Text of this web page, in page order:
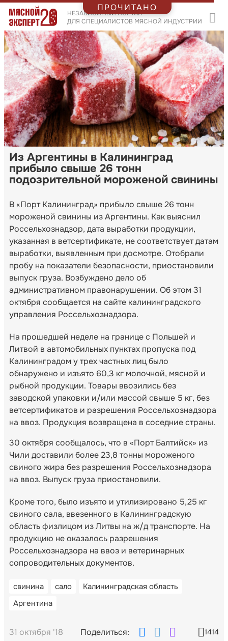
НЕЗАВИСИМЫЙ ПОРТАЛ
ДЛЯ СПЕЦИАЛИСТОВ МЯСНОЙ ИНДУСТРИИ
Из Аргентины в Калининград
прибыло свыше 26 тонн
подозрительной мороженой свинины
В «Порт Калининград» прибыло свыше 26 тонн
мороженой свинины из Аргентины. Как выяснил
Россельхознадзор, дата выработки продукции,
указанная в ветсертификате, не соответствует датам
выработки, выявленным при досмотре. Отобрали
пробу на показатели безопасности, приостановили
выпуск груза. Возбуждено дело об
административном правонарушении. Об этом 31
октября сообщается на сайте калининградского
управления Россельхознадзора.
На прошедшей неделе на границе с Польшей и
Литвой в автомобильных пунктах пропуска под
Калининградом у трех частных лиц было
обнаружено и изъято 60,3 кг молочной, мясной и
рыбной продукции. Товары ввозились без
заводской упаковки и/или массой свыше 5 кг, без
ветсертификатов и разрешения Россельхознадзора
на ввоз. Продукция возвращена в соседние страны.
30 октября сообщалось, что в «Порт Балтийск» из
Чили доставили более 23,8 тонны мороженого
свиного жира без разрешения Россельхознадзора
на ввоз. Выпуск груза приостановили.
Кроме того, было изъято и утилизировано 5,25 кг
свиного сала, ввезенного в Калининградскую
область физлицом из Литвы на ж/д транспорте. На
продукцию не оказалось разрешения
Россельхознадзора на ввоз и ветеринарных
сопроводительных документов.
свинина сало
Калининградская область
Аргентина
31 октября '18 Поделиться: 1414
ПРОЧИТАНО